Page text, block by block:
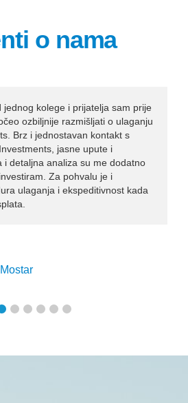
5
8
9
0
o nama
jednog kolege i prijatelja sam prije
ozbiljnije razmišljati o ulaganju
Brz i jednostavan kontakt s
jasne upute i
i detaljna analiza su me dodatno
Za pohvalu je i
ulaganja i ekspeditivnost kada